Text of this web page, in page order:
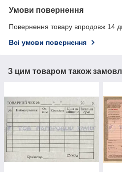
Умови повернення
Повернення товару впродовж 14
Всі умови повернення
З цим товаром також